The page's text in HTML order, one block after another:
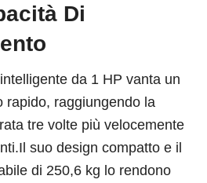
Di
da 1 HP vanta un
rapido, raggiungendo la
tre volte più velocemente
suo design compatto e il
di 250,6 kg lo rendono